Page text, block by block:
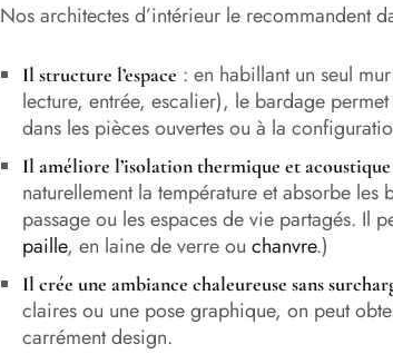
Nos architectes d’intérieur le recommandent
Il structure l’espace : en habillant un seul
lecture, entrée, escalier), le bardage
dans les pièces ouvertes ou à la
Il améliore l’isolation thermique et acoustique
naturellement la température et absorbe
passage ou les espaces de vie partagés. Il
paille, en laine de verre ou chanvre.)
Il crée une ambiance chaleureuse sans
claires ou une pose graphique, on peut
carrément design.